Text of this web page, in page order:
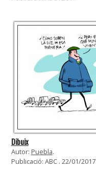
Dibuix
Autor: Puebla.
Publicació: ABC . 22/01/2017